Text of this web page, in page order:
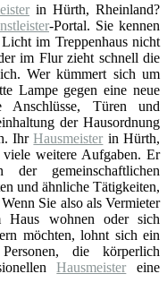
in Hürth, Rheinland?
-Portal. Sie kennen
im Treppenhaus nicht
im Flur zieht schnell die
Wer kümmert sich um
Lampe gegen eine neue
Anschlüsse, Türen und
der Hausordnung
IhrHausmeister in Hürth,
weitere Aufgaben. Er
gemeinschaftlichen
und ähnliche Tätigkeiten,
Sie also als Vermieter
Haus wohnen oder sich
möchten, lohnt sich ein
die körperlich
Hausmeister eine